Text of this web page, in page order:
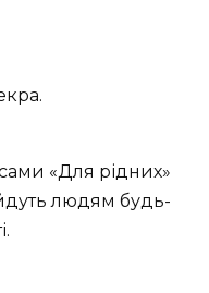
«Для рідних»
людям будь-